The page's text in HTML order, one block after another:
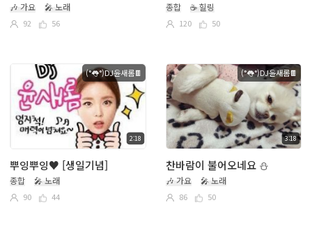
🎶 가요 🎤 노래
92 56
종합 ☕ 힐링
120 50
2:18
(°👅°)DJ윤새롬🍫
뿌잉뿌잉♥ [생일기념]
종합 🎤 노래
90 44
3:18
(°👅°)DJ윤새롬🍫
찬바람이 불어오네요 ⛄︎
🎶 가요 🎤 노래
86 50